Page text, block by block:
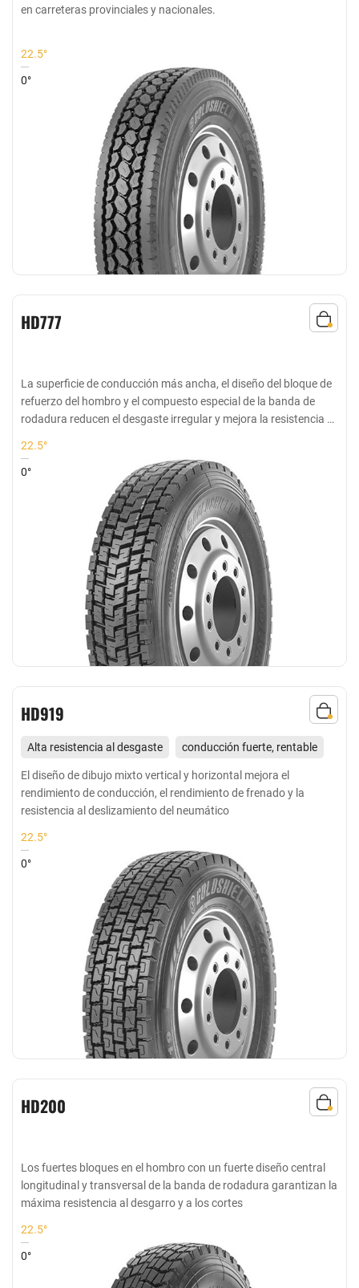
en carreteras provinciales y nacionales.
22.5°
0°
HD777
La superficie de conducción más ancha, el diseño del bloque de
refuerzo del hombro y el compuesto especial de la banda de
rodadura reducen el desgaste irregular y mejora la resistencia al
22.5°
0°
HD919
Alta resistencia al desgaste
conducción fuerte, rentable
Adecuado para las ruedas motrices de conducción de media
y larga distancia en carreteras buenas y de alta velocidad
El diseño de dibujo mixto vertical y horizontal mejora el
rendimiento de conducción, el rendimiento de frenado y la
resistencia al deslizamiento del neumático
22.5°
0°
HD200
Los fuertes bloques en el hombro con un fuerte diseño central
longitudinal y transversal de la banda de rodadura garantizan la
máxima resistencia al desgarro y a los cortes
22.5°
0°